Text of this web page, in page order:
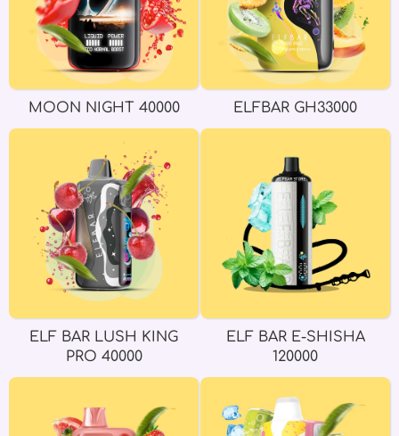
MOON NIGHT 40000 ELFBAR GH33000
ELF BAR LUSH KING
PRO 40000
ELF BAR E-SHISHA
120000